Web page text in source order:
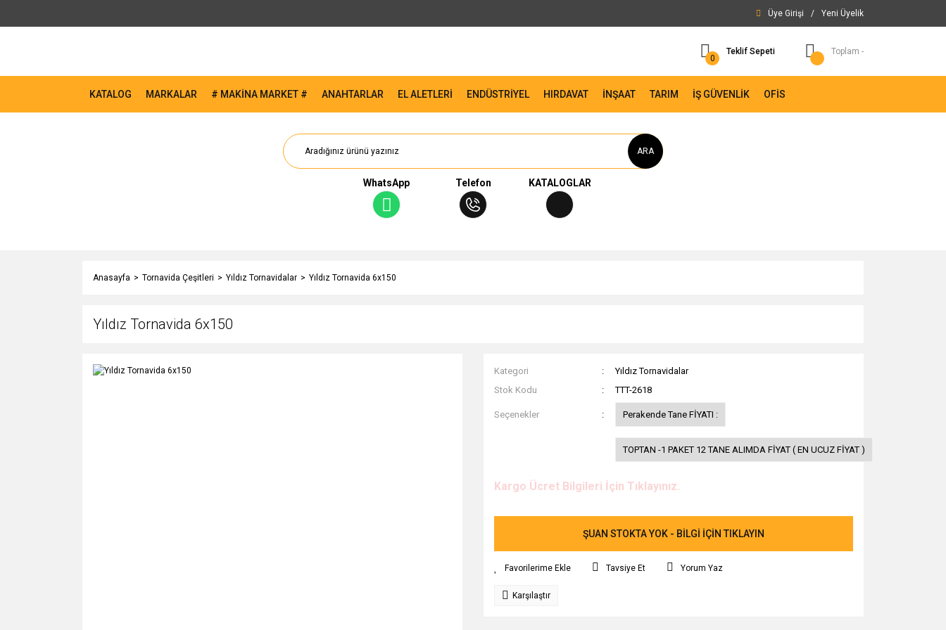
Üye Girişi / Yeni Üyelik
0
Teklif Sepeti Toplam -
KATALOG MARKALAR # MAKİNA MARKET # ANAHTARLAR EL ALETLERİ ENDÜSTRİYEL HIRDAVAT İNŞAAT TARIM İŞ GÜVENLİK OFİS
ARA
WhatsApp Telefon KATALOGLAR
Anasayfa Tornavida Çeşitleri Yıldız Tornavidalar Yıldız Tornavida 6x150
Yıldız Tornavida 6x150
Kategori
Yıldız Tornavidalar
Stok Kodu
TTT-2618
Seçenekler Perakende Tane FİYATI :
TOPTAN -1 PAKET 12 TANE ALIMDA FİYAT ( EN UCUZ FİYAT )
Kargo Ücret Bilgileri İçin Tıklayınız.
ŞUAN STOKTA YOK - BİLGİ İÇİN TIKLAYIN
Tavsiye Et Yorum Yaz
Karşılaştır